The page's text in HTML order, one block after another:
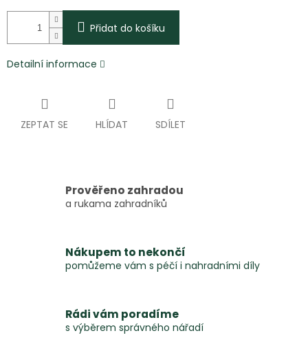
Přidat do košíku
Detailní informace
ZEPTAT SE HLÍDAT SDÍLET
Prověřeno zahradou
a rukama zahradníků
Nákupem to nekončí
pomůžeme vám s péčí i nahradními díly
Rádi vám poradíme
s výběrem správného nářadí